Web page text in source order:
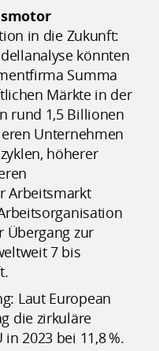
in die Zukunft:
könnten
Summa
Märkte in der
rund 1,5 Billionen
Unternehmen
höherer
Arbeitsmarkt
Übergang zur
7 bis
Laut European
die zirkuläre
2023 bei 11,8 %.